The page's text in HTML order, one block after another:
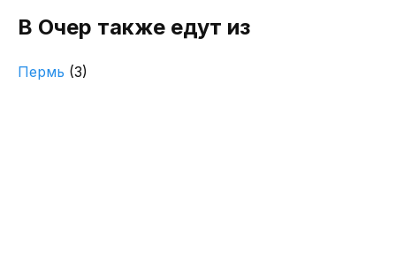
В Очер также едут из
Пермь (3)